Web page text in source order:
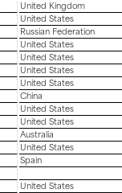
United Kingdom
United States
Russian Federation
United States
United States
United States
United States
China
United States
United States
Australia
United States
Spain
United States